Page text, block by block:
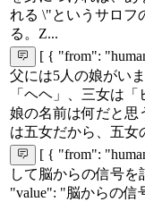
れる \"というサロフ
る。Z...
[ { "from":
父には5人の娘がい
「ヘヘ」、三女は
娘の名前は何だと思
は五女だから、五
[ { "from":
して脳からの信号
"value": "脳からの信